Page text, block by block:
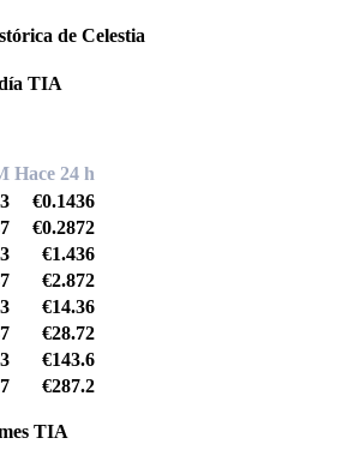
de Celestia
TIA
Hace 24 h
€0.1436
€0.2872
€1.436
€2.872
€14.36
€28.72
€143.6
€287.2
TIA